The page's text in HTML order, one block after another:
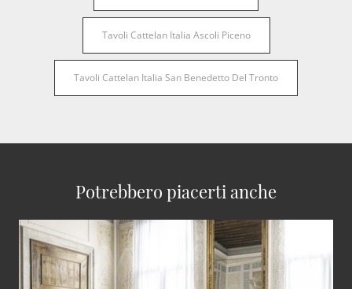
Tavoli Cattelan Italia Ascoli Piceno
Tavoli Cattelan Italia San Benedetto Del Tronto
Potrebbero piacerti anche